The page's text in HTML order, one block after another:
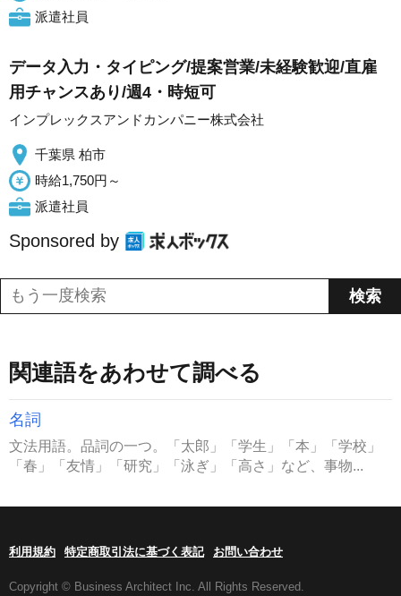
派遣社員
データ入力・タイピング/提案営業/未経験歓迎/直雇
用チャンスあり/週4・時短可
インプレックスアンドカンパニー株式会社
千葉県 柏市
時給1,750円～
派遣社員
Sponsored by
関連語をあわせて調べる
名詞
文法用語。品詞の一つ。「太郎」「学生」「本」「学校」
「春」「友情」「研究」「泳ぎ」「高さ」など、事物...
利用規約 特定商取引法に基づく表記 お問い合わせ
Copyright © Business Architect Inc. All Rights Reserved.